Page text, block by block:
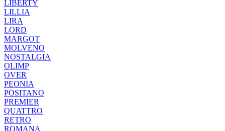
LIBERTY
LILLIA
LIRA
LORD
MARGOT
MOLVENO
NOSTALGIA
OLIMP
OVER
PEONIA
POSITANO
PREMIER
QUATTRO
RETRO
ROMANA